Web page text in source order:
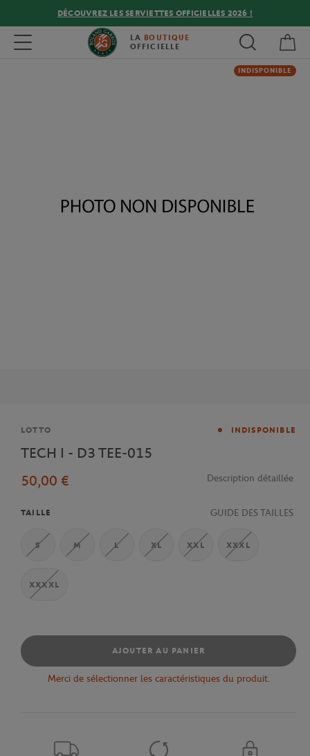
DÉCOUVREZ LES SERVIETTES OFFICIELLES 2026 !
Toggle navigation LA BOUTIQUE
OFFICIELLE
INDISPONIBLE
Marque
LOTTO INDISPONIBLE
TECH I - D3 TEE-015
50,00 €
Description détaillée
TAILLE GUIDE DES TAILLES
S M L XL XXL XXXL
XXXXL
AJOUTER AU PANIER
Merci de sélectionner les caractéristiques du produit.